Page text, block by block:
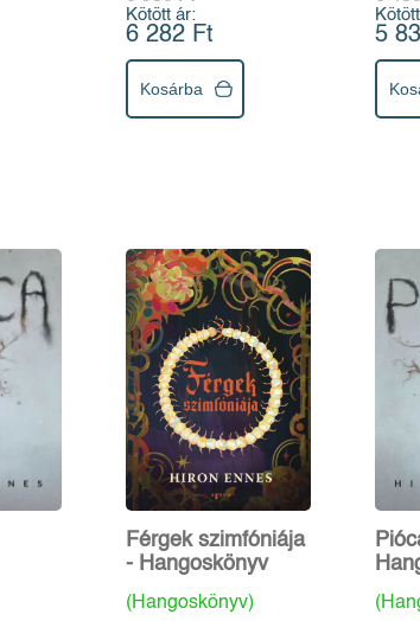
Kötött ár:
6 282 Ft
Kosárba
5
Férgek szimfóniája
- Hangoskönyv
(Hangoskönyv)